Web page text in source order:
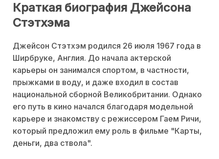
Краткая биография Джейсона
Стэтхэма
Джейсон Стэтхэм родился 26 июля 1967 года в
Ширбруке, Англия. До начала актерской
карьеры он занимался спортом, в частности,
прыжками в воду, и даже входил в состав
национальной сборной Великобритании. Однако
его путь в кино начался благодаря модельной
карьере и знакомству с режиссером Гаем Ричи,
который предложил ему роль в фильме "Карты,
деньги, два ствола".